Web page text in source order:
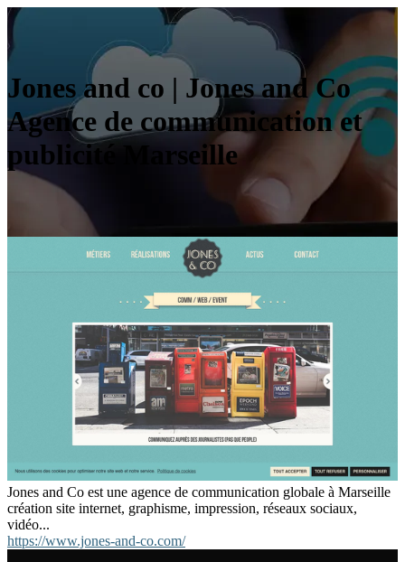
Jones and co | Jones and Co
Agence de com­munica­tion et
publicité Marseille
Jones and Co est une agence de communication globale à Marseille
création site internet, graphisme, impression, réseaux sociaux,
vidéo...
https://www.jones-and-co.com/